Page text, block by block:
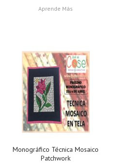
Aprende Más
Monográfico Técnica Mosaico
Patchwork